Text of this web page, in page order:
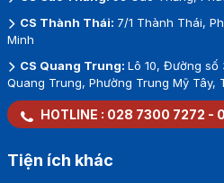
CS Thành Thái: 7/1 Thành Thái,
Minh
CS Quang Trung: Lô 10, Đường số
Quang Trung, Phường Trung Mỹ Tây,
HOTLINE : 028 7300 7272 -
Tiện ích khác